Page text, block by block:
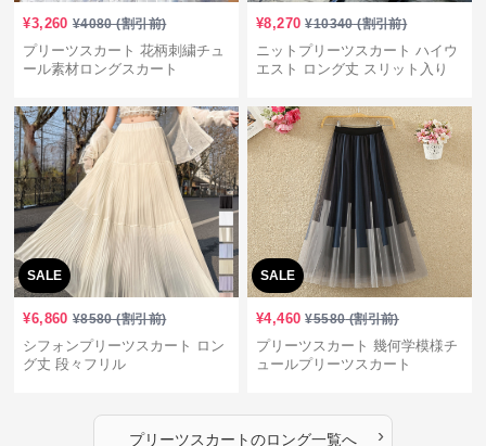
¥3,260 ¥4080(割引前)
プリーツスカート 花柄刺繍チュ
ール素材ロングスカート
¥8,270 ¥10340(割引前)
ニットプリーツスカート ハイウ
エスト ロング丈 スリット入り
SALE
¥6,860 ¥8580(割引前)
シフォンプリーツスカート ロン
グ丈 段々フリル
SALE
¥4,460 ¥5580(割引前)
プリーツスカート 幾何学模様チ
ュールプリーツスカート
プリーツスカートのロング一覧へ ›